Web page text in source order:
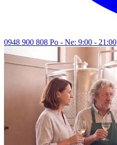
0948 900 808 Po - Ne: 9:00 - 21:00